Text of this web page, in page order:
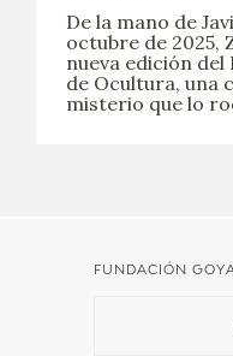
De la mano de
octubre de 2025,
nueva edición
de Ocultura, una
misterio que lo
FUNDACIÓN